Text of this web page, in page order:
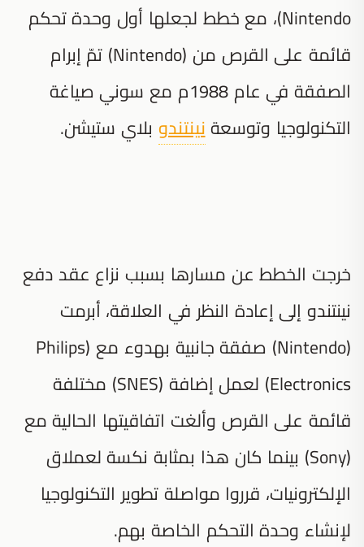
Nintendo)، مع خطط لجعلها أول وحدة تحكم
قائمة على القرص من (Nintendo) تمّ إبرام
الصفقة في عام 1988م مع سوني صياغة
التكنولوجيا وتوسعةنينتندو بلاي ستيشن.
خرجت الخطط عن مسارها بسبب نزاع عقد دفع
نينتندو إلى إعادة النظر في العلاقة، أبرمت
(Nintendo) صفقة جانبية بهدوء مع (Philips
Electronics) لعمل إضافة (SNES) مختلفة
قائمة على القرص وألغت اتفاقيتها الحالية مع
(Sony) بينما كان هذا بمثابة نكسة لعملاق
الإلكترونيات، قرروا مواصلة تطوير التكنولوجيا
لإنشاء وحدة التحكم الخاصة بهم.